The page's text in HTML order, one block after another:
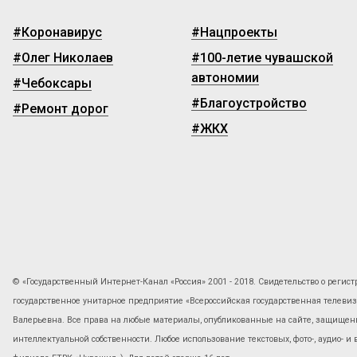
#Коронавирус
#Олег Николаев
#Чебоксары
#Ремонт дорог
#Нацпроекты
#100-летие чувашской
автономии
#Благоустройство
#ЖКХ
© «Государственный Интернет-Канал «Россия» 2001 - 2018. Свидетельство о
государственное унитарное предприятие «Всероссийская государственная
Валерьевна. Все права на любые материалы, опубликованные на сайте,
интеллектуальной собственности. Любое использование текстовых, фото-, аудио-